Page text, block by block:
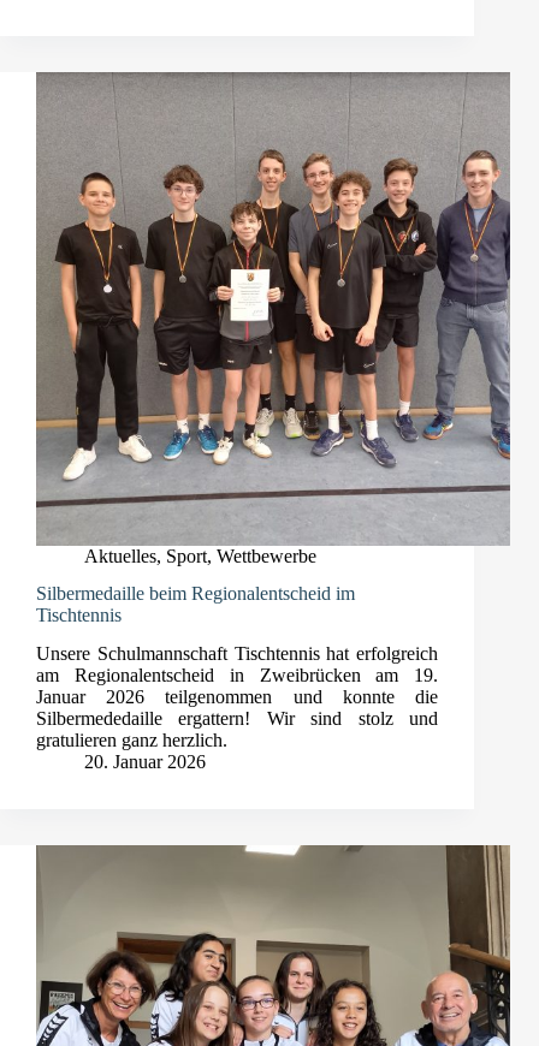
Aktuelles, Sport, Wettbewerbe
Silbermedaille beim Regionalentscheid im
Tischtennis
Unsere Schulmannschaft Tischtennis hat erfolgreich
am Regionalentscheid in Zweibrücken am 19.
Januar 2026 teilgenommen und konnte die
Silbermededaille ergattern! Wir sind stolz und
gratulieren ganz herzlich.
20. Januar 2026